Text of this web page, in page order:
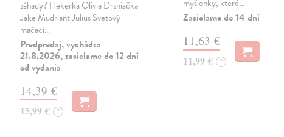
záhady? Hekerka Olivia Drsniačka
Jake Mudrlant Julius Svetový
mačací…
Predpredaj, vychádza
21.8.2026, zasielame do 12 dní
od vydania
14,39 €
15,99 € ?
myšlenky, které…
Zasielame do 14 dní
11,63 €
11,99 € ?